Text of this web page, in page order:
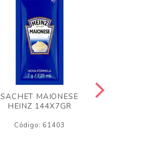
SACHET MAIONESE
HEINZ 144X7GR
Código: 61403